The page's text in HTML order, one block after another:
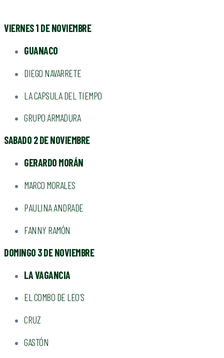
VIERNES 1 DE NOVIEMBRE
GUANACO
DIEGO NAVARRETE
LA CAPSULA DEL TIEMPO
GRUPO ARMADURA
SABADO 2 DE NOVIEMBRE
GERARDO MORÁN
MARCO MORALES
PAULINA ANDRADE
FANNY RAMÓN
DOMINGO 3 DE NOVIEMBRE
LA VAGANCIA
EL COMBO DE LEO´S
CRUZ
GASTÓN